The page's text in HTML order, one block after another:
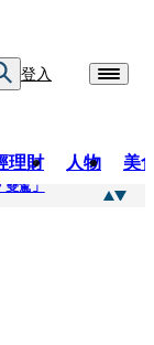
登入
理財 人物 美
駕」